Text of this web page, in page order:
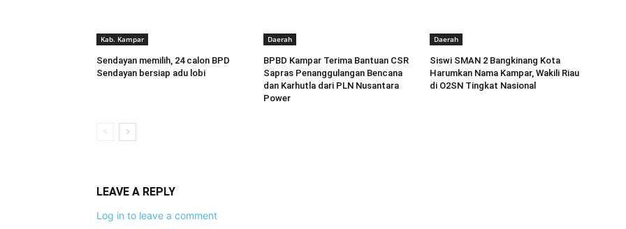
Kab. Kampar
Sendayan memilih, 24 calon BPD
Sendayan bersiap adu lobi
Daerah
BPBD Kampar Terima Bantuan CSR
Sapras Penanggulangan Bencana
dan Karhutla dari PLN Nusantara
Power
Daerah
Siswi SMAN 2 Bangkinang Kota
Harumkan Nama Kampar, Wakili Riau
di O2SN Tingkat Nasional
LEAVE A REPLY
Log in to leave a comment